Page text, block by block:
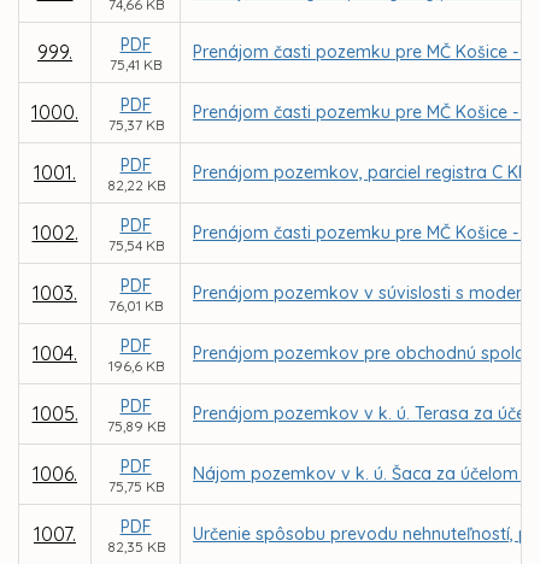
74,66 KB
999. PDF
75,41 KB
Prenájom časti pozemku pre MČ Košice -
1000. PDF
75,37 KB
Prenájom časti pozemku pre MČ Košice -
1001. PDF
82,22 KB
Prenájom pozemkov, parciel registra C
1002. PDF
75,54 KB
Prenájom časti pozemku pre MČ Košice -
1003. PDF
76,01 KB
Prenájom pozemkov v súvislosti s
1004. PDF
196,6 KB
Prenájom pozemkov pre obchodnú
1005. PDF
75,89 KB
Prenájom pozemkov v k. ú. Terasa za
1006. PDF
75,75 KB
Nájom pozemkov v k. ú. Šaca za účelom
1007. PDF
82,35 KB
Určenie spôsobu prevodu nehnuteľností,